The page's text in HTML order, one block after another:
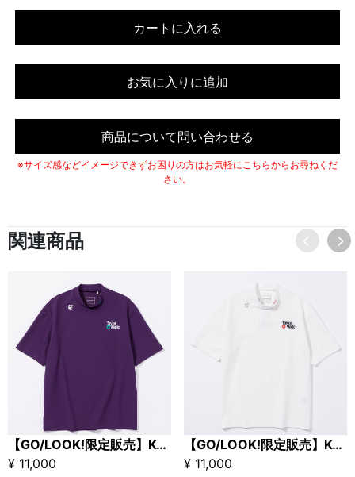
カートに入れる
お気に入りに追加
商品について問い合わせる
※サイズ感などイメージできずお困りの方はお気軽にこちらからお尋ねくだ
さい。
関連商品
【GO/LOOK!限定販売】Kuchibue Golf Gentlemen × TaylorMade モックネック パープル
¥ 11,000
【GO/LOOK!限定販売】Kuchibue Golf Gentlemen × TaylorMade モックネック ホワイト
¥ 11,000